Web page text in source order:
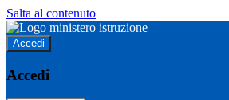
Salta al contenuto
Accedi
Accedi